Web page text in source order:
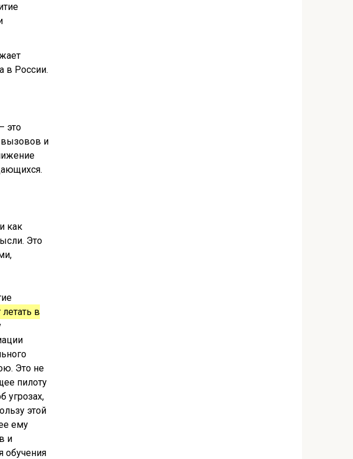
в России.
это
вызовов и
как
Это
в
Это не
пилоту
угрозах,
этой
ему
и
обучения